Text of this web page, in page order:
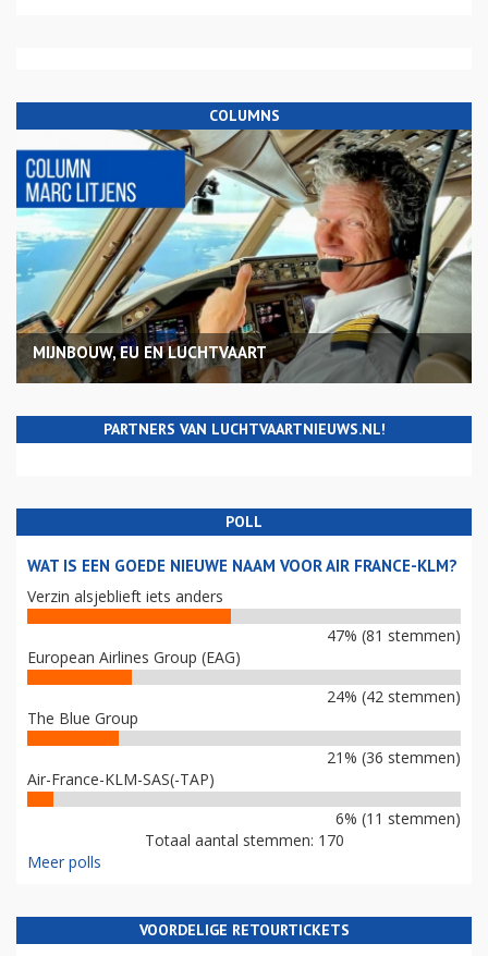
COLUMNS
MIJNBOUW, EU EN LUCHTVAART
PARTNERS VAN LUCHTVAARTNIEUWS.NL!
POLL
WAT IS EEN GOEDE NIEUWE NAAM VOOR AIR FRANCE-KLM?
Verzin alsjeblieft iets anders
47% (81 stemmen)
European Airlines Group (EAG)
24% (42 stemmen)
The Blue Group
21% (36 stemmen)
Air-France-KLM-SAS(-TAP)
6% (11 stemmen)
Totaal aantal stemmen: 170
Meer polls
VOORDELIGE RETOURTICKETS